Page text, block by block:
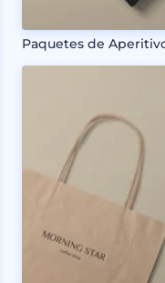
Paquetes de